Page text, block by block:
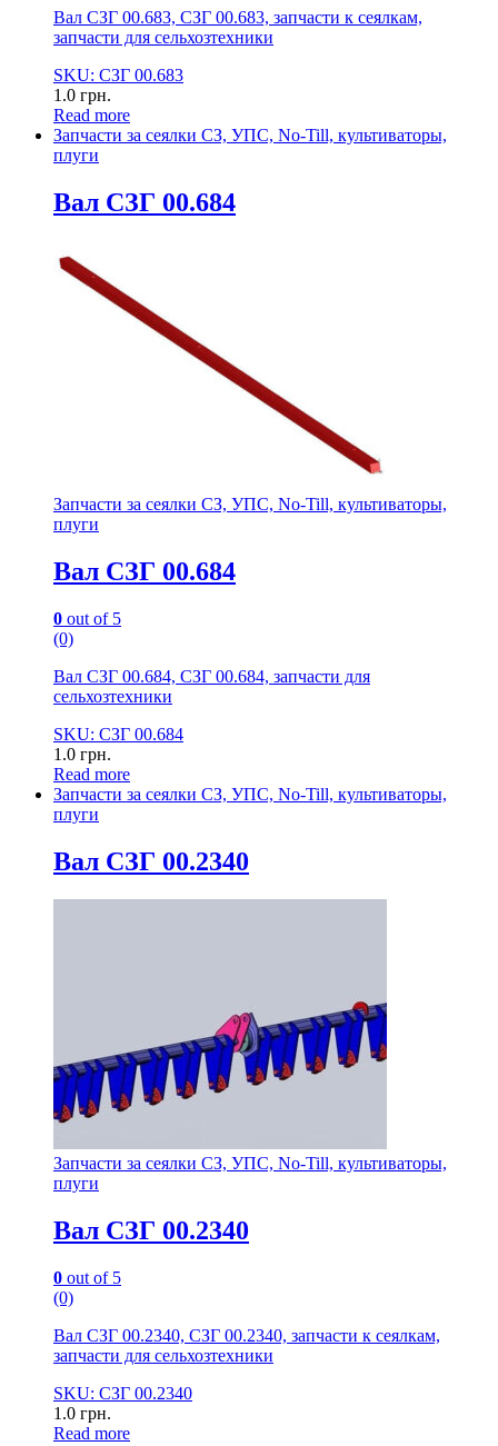
Вал СЗГ 00.683, СЗГ 00.683, запчасти к сеялкам,
запчасти для сельхозтехники
SKU: СЗГ 00.683
1.0 грн.
Read more
Запчасти за сеялки СЗ, УПС, No-Till, культиваторы,
плуги
Вал СЗГ 00.684
Запчасти за сеялки СЗ, УПС, No-Till, культиваторы,
плуги
Вал СЗГ 00.684
0 out of 5
(0)
Вал СЗГ 00.684, СЗГ 00.684, запчасти для
сельхозтехники
SKU: СЗГ 00.684
1.0 грн.
Read more
Запчасти за сеялки СЗ, УПС, No-Till, культиваторы,
плуги
Вал СЗГ 00.2340
Запчасти за сеялки СЗ, УПС, No-Till, культиваторы,
плуги
Вал СЗГ 00.2340
0 out of 5
(0)
Вал СЗГ 00.2340, СЗГ 00.2340, запчасти к сеялкам,
запчасти для сельхозтехники
SKU: СЗГ 00.2340
1.0 грн.
Read more